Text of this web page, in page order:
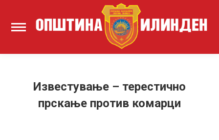
Известување – терестично
прскање против комарци